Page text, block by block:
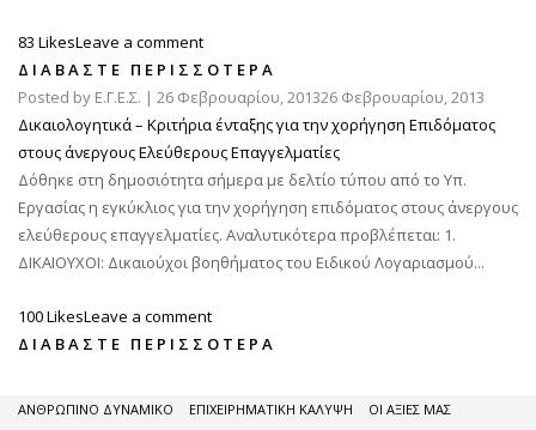
83 LikesLeave a comment
ΔΙΑΒΆΣΤΕ ΠΕΡΙΣΣΌΤΕΡΑ
Posted by Ε.Γ.Ε.Σ. | 26 Φεβρουαρίου, 201326 Φεβρουαρίου, 2013
Δικαιολογητικά – Κριτήρια ένταξης για την χορήγηση Επιδόματος
στους άνεργους Ελεύθερους Επαγγελματίες
Δόθηκε στη δημοσιότητα σήμερα με δελτίο τύπου από το Υπ.
Εργασίας η εγκύκλιος για την χορήγηση επιδόματος στους άνεργους
ελεύθερους επαγγελματίες. Αναλυτικότερα προβλέπεται: 1.
ΔΙΚΑΙΟΥΧΟΙ: Δικαιούχοι βοηθήματος του Ειδικού Λογαριασμού...
100 LikesLeave a comment
ΔΙΑΒΆΣΤΕ ΠΕΡΙΣΣΌΤΕΡΑ
ΑΝΘΡΩΠΙΝΟ ΔΥΝΑΜΙΚΟ ΕΠΙΧΕΙΡΗΜΑΤΙΚΗ ΚΑΛΥΨΗ
ΟΙ ΑΞΙΕΣ ΜΑΣ